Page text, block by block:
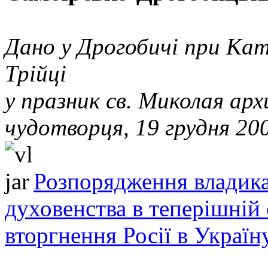
Дано у Дрогобичі при
Трійці
у празник св. Миколая
чудотворця, 19 грудня
Розпорядження
духовенства в теперішній
вторгнення Росії в